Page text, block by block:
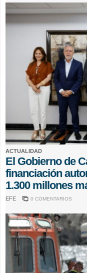
ACTUALIDAD
El Gobierno de
financiación
1.300 millones
EFE 0 COMENTARIOS